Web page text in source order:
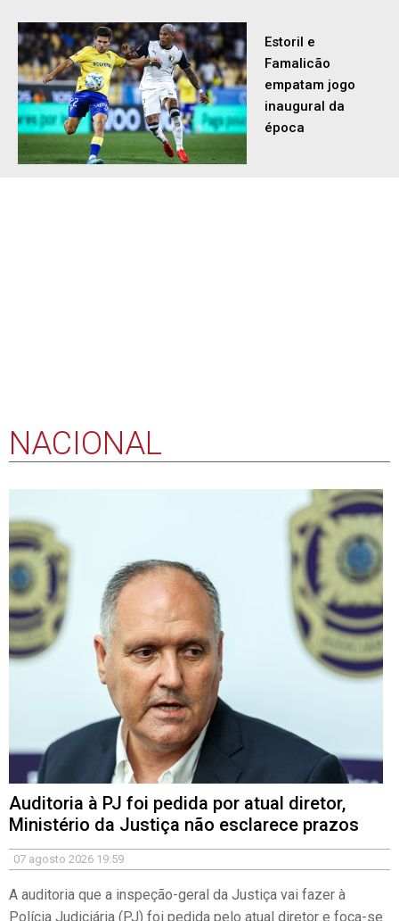
época
Auditoria à PJ foi pedida por atual diretor,
Ministério da Justiça não esclarece prazos
07 agosto 2026 19:59
A auditoria que a inspeção-geral da Justiça vai fazer à
Polícia Judiciária (PJ) foi pedida pelo atual diretor e foca-se
nas obras públicas feitas, confirmou esta polícia, mas o
Ministério da Justiça (MJ) não esclarece prazos para
conclusão.
Conselho Nacional de Educação vai avaliar
digitalização dos exames - ministro
07-08-26 18:10
Há escolas que ainda não receberam
resultados das reapreciações dos exames –